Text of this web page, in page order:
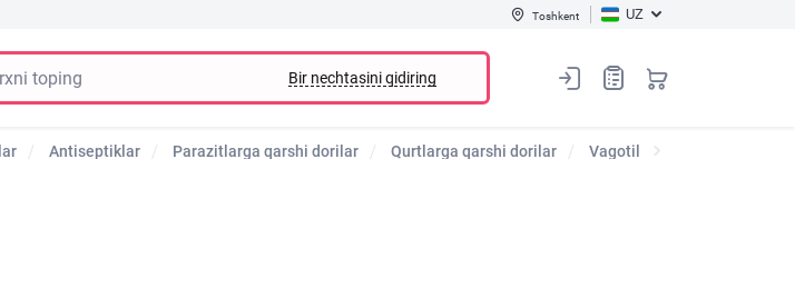
Toshkent UZ
Bir nechtasini qidiring
Antiseptiklar Parazitlarga qarshi dorilar Qurtlarga qarshi dorilar Vagotil